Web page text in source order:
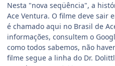
Nesta "nova seqüência", a
Ace Ventura. O filme deve sair
é chamado aqui no Brasil de
informações, consultem o
como todos sabemos, não
filme segue a linha do Dr.